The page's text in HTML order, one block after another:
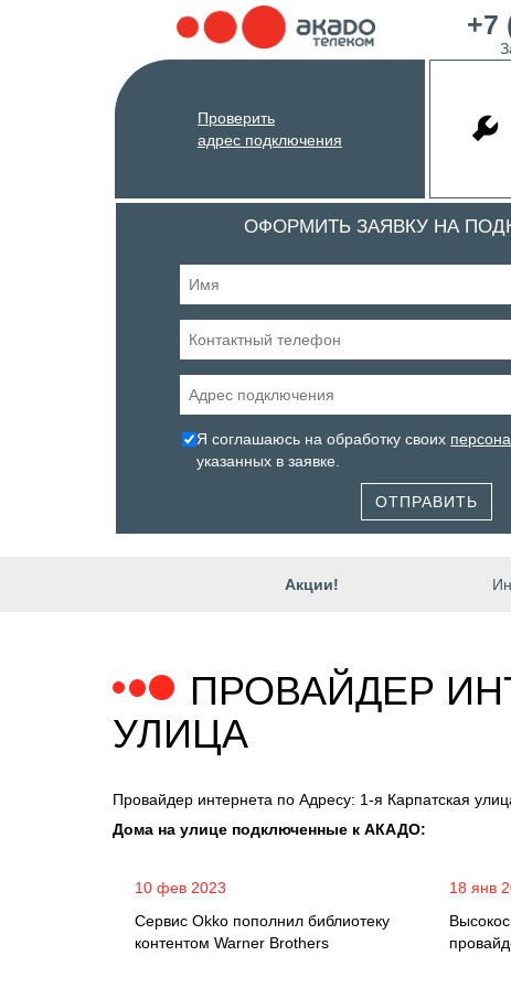
+7
Проверить
адрес подключения
ОФОРМИТЬ ЗАЯВКУ НА
Я соглашаюсь на обработку своих
указанных в заявке.
ОТПРАВИТЬ
Акции!
ПРОВАЙДЕР
УЛИЦА
Провайдер интернета по Адресу: 1-я Карпатская
Дома на улице подключенные к АКАДО:
10 фев 2023
Сервис Okko пополнил библиотеку
контентом Warner Brothers
18 янв